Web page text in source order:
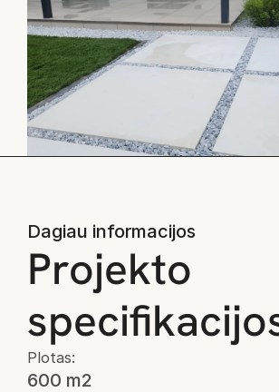
Dagiau informacijos
Projekto
Plotas:
600 m2